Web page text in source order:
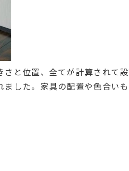
と位置、全てが計算されて
した。家具の配置や色合い